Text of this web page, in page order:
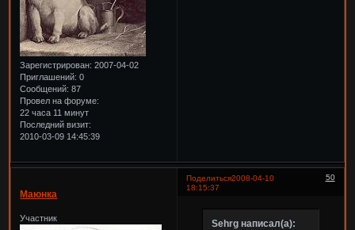
Зарегистрирован: 2007-04-02
Приглашений: 0
Сообщений: 87
Провел на форуме:
22 часа 11 минут
Последний визит:
2010-03-09 14:45:39
Поделиться 50
2008-04-10
18:15:37
Маюнка
Участник Sehrg написал(а):